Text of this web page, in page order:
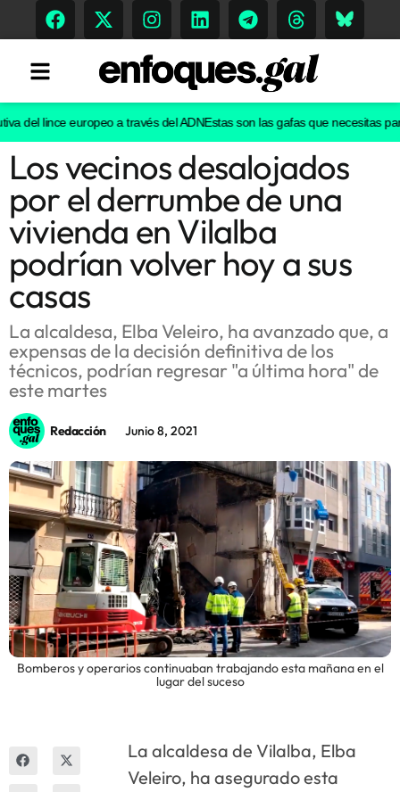
Tendencias
Memoria Histórica
Gastronomía
Escenarios
Sostenibilidad
Innova
lince europeo a través del ADNEstas son las gafas que necesitas para
Los vecinos desalojados
por el derrumbe de una
vivienda en Vilalba
podrían volver hoy a sus
casas
La alcaldesa, Elba Veleiro, ha avanzado que, a
expensas de la decisión definitiva de los
técnicos, podrían regresar "a última hora" de
este martes
Redacción Junio 8, 2021
Bomberos y operarios continuaban trabajando esta mañana en el
lugar del suceso
La alcaldesa de Vilalba, Elba
Veleiro, ha asegurado esta